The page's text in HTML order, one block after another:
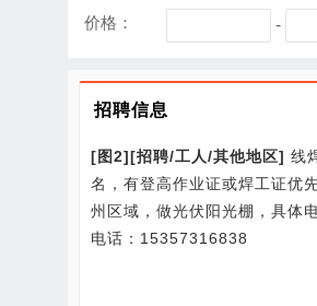
价格： -
招聘信息
[图2][招聘/工人/其他地区] 线
名，有登高作业证或焊工证优
州区域，做光伏阳光棚，具体
电话：15357316838